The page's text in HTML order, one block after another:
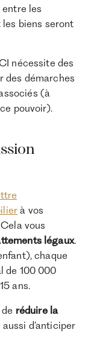
les
les biens seront
nécessite des
des démarches
(à
pouvoir).
à vos
vous
légaux.
chaque
de 100 000
ans.
réduire la
aussi d’anticiper